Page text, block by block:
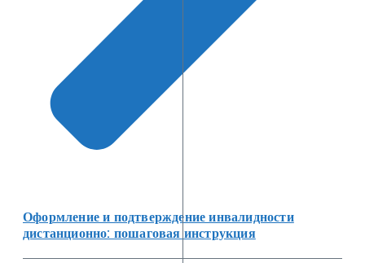
Оформление и подтверждение инвалидности
дистанционно: пошаговая инструкция